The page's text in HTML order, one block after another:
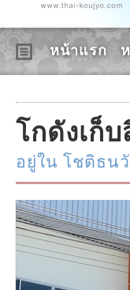
หน้าแรก
โกดังเก็
อยู่ใน โชติธน